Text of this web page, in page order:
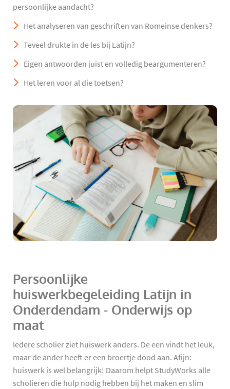
persoonlijke aandacht?
Het analyseren van geschriften van Romeinse denkers?
Teveel drukte in de les bij Latijn?
Eigen antwoorden juist en volledig beargumenteren?
Het leren voor al die toetsen?
Persoonlijke
huiswerkbegeleiding Latijn in
Onderdendam - Onderwijs op
maat
Iedere scholier ziet huiswerk anders. De een vindt het leuk,
maar de ander heeft er een broertje dood aan. Afijn:
huiswerk is wel belangrijk! Daarom helpt StudyWorks alle
scholieren die hulp nodig hebben bij het maken en slim